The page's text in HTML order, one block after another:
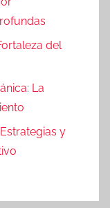
del
La
y